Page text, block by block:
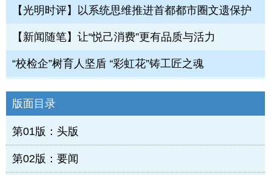
【光明时评】以系统思维推进首都都市圈文遗保护
【新闻随笔】让“悦己消费”更有品质与活力
“校检企”树育人坚盾 “彩虹花”铸工匠之魂
版面目录
第01版：头版
第02版：要闻